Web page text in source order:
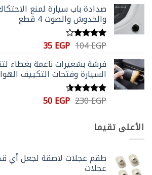
هو:
173 EGP.
هو:
80 EGP.
صدادة باب سيارة لمنع
والخدوش والصوت 4 قطع
تم
4.00 من
104EGP السعر
هو:
104 EGP.
35EGP السعر
هو:
35 EGP.
فرشة بشعيرات ناعمة بغطاء
السيارة وفتحات التكييف الهواء
تم التقييم
230EGP السعر50EGP السعر
الأعلى تقيما
عجلات